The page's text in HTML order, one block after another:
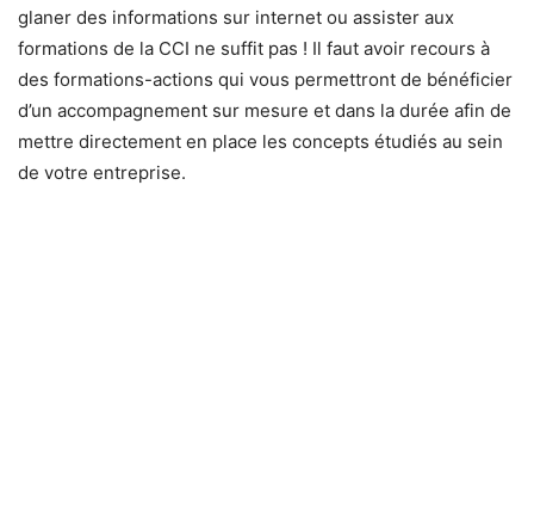
glaner des informations sur internet ou assister aux
formations de la CCI ne suffit pas ! Il faut avoir recours à
des formations-actions qui vous permettront de bénéficier
d’un accompagnement sur mesure et dans la durée afin de
mettre directement en place les concepts étudiés au sein
de votre entreprise.